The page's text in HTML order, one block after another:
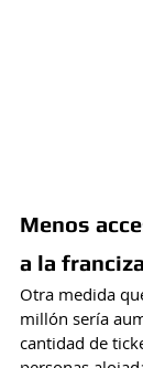
Menos
a la
Otra medida
millón sería
cantidad de